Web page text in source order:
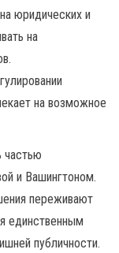
юридических и
на
на возможное
частью
и Вашингтоном.
переживают
единственным
публичности.